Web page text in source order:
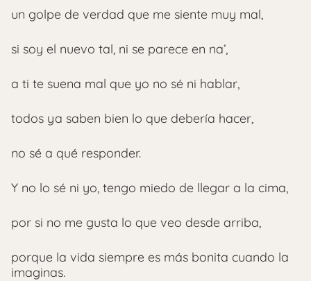
un golpe de verdad que me siente muy mal,
si soy el nuevo tal, ni se parece en na’,
a ti te suena mal que yo no sé ni hablar,
todos ya saben bien lo que debería hacer,
no sé a qué responder.
Y no lo sé ni yo, tengo miedo de llegar a la cima,
por si no me gusta lo que veo desde arriba,
porque la vida siempre es más bonita cuando la
imaginas.